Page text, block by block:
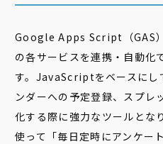
Google Apps Script（GAS
の各サービスを連携・自動化
す。JavaScriptをベースにし
ンダーへの予定登録、スプレ
化する際に強力なツールとな
使って「毎日定時にアンケー